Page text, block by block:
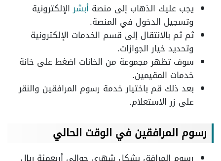
يجب عليك الذهاب إلى منصة أبشرالإلكترونية
وتسجيل الدخول في المنصة.
ثم ثم بالانتقال إلى قسم الخدمات الإلكترونية
وتحديد خيار الجوازات.
سوف تظهر مجموعة من الخانات اضغط على خانة
خدمات المقيمين.
بعد ذلك قم باختيار خدمة رسوم المرافقين والنقر
على زر الاستعلام.
رسوم المرافقين في الوقت الحالي